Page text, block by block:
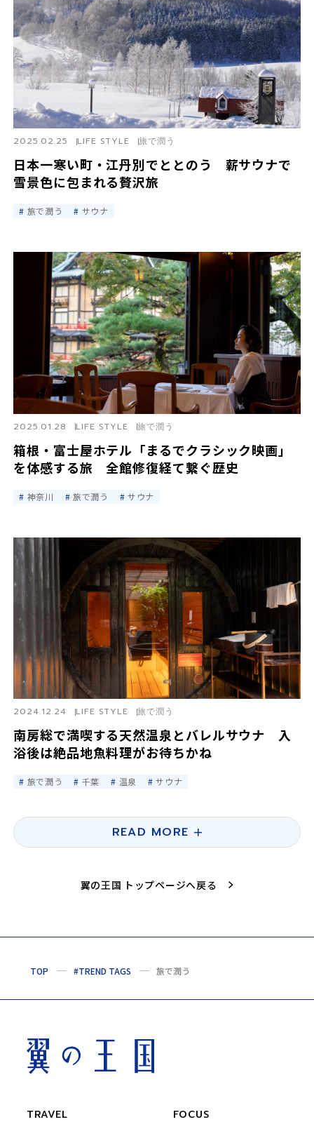
日本一寒い町・江丹別でととのう 薪サウナで
雪景色に包まれる贅沢旅
2025.02.25 LIFE STYLE 旅で潤う
旅で潤う サウナ
箱根・富士屋ホテル「まるでクラシック映画」
を体感する旅 全館修復経て繋ぐ歴史
2025.01.28 LIFE STYLE 旅で潤う
神奈川 旅で潤う サウナ
南房総で満喫する天然温泉とバレルサウナ 入
浴後は絶品地魚料理がお待ちかね
2024.12.24 LIFE STYLE 旅で潤う
旅で潤う 千葉 温泉 サウナ
READ MORE
翼の王国 トップページへ戻る
TOP #TREND TAGS 旅で潤う
TRAVEL FOCUS